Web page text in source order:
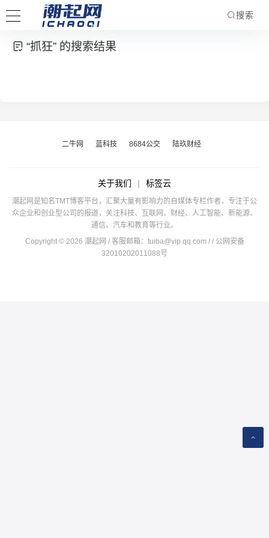
搜索
“抓狂” 的搜索结果
二牛网 蓝科技 8684公交 陆玖财经
关于我们 | 标签云
潮起网是知名TMT博客平台，汇聚大量有影响力的自媒体专栏作者，专注于公
众企业和创业型公司的报道，关注科技、互联网、财经、人工智能、新能源、
通信、汽车和教育等行业。
Copyright © 2026 潮起网 / 客服邮箱： tuiba@vip.qq.com / / 公网安备
32010202011088号